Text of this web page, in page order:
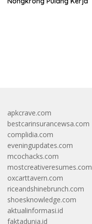
apkcrave.com
bestcarinsurancewsa.com
complidia.com
eveningupdates.com
mcochacks.com
mostcreativeresumes.com
oxcarttavern.com
riceandshinebrunch.com
shoesknowledge.com
aktualinformasi.id
faktadunia.id